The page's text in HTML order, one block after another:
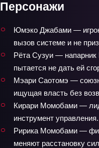
Персонажи
Юмэко Джабами —
вызов системе и не
Рёта Сузуи —
пытается не дать ей
Мэари Саотомэ —
ищущая власть без
Кирари Момобами —
инструмент управления.
Ририка Момобами —
меняют расстановку